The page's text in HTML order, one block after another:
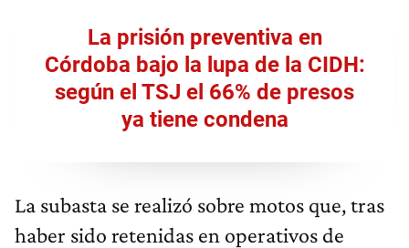
La prisión preventiva en
Córdoba bajo la lupa de la CIDH:
según el TSJ el 66% de presos
ya tiene condena
La subasta se realizó sobre motos que, tras
haber sido retenidas en operativos de